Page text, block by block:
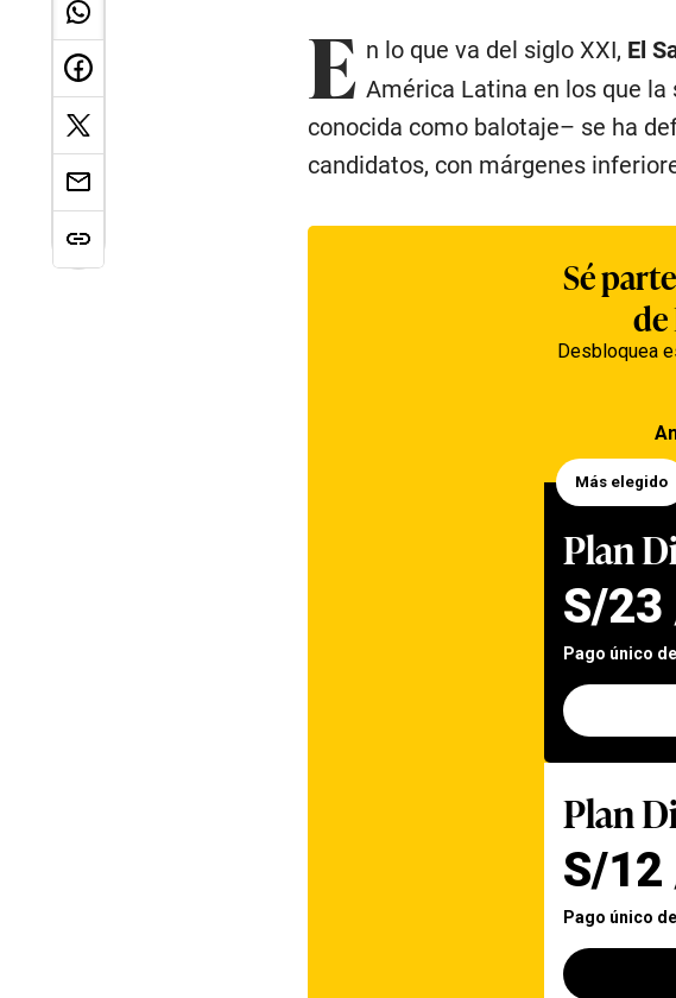
E n lo que va del siglo XXI, El
América Latina en los que
conocida como balotaje– se ha
candidatos, con márgenes